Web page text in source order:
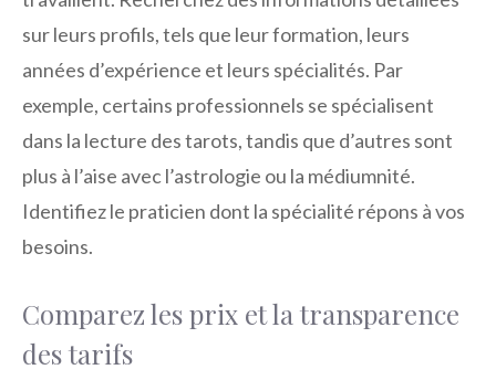
sur leurs profils, tels que leur formation, leurs
années d’expérience et leurs spécialités. Par
exemple, certains professionnels se spécialisent
dans la lecture des tarots, tandis que d’autres sont
plus à l’aise avec l’astrologie ou la médiumnité.
Identifiez le praticien dont la spécialité répons à vos
besoins.
Comparez les prix et la transparence
des tarifs